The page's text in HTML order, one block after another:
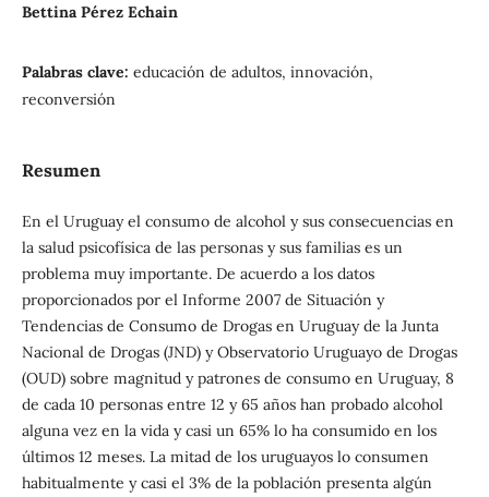
Bettina Pérez Echain
Palabras clave: educación de adultos, innovación,
reconversión
Resumen
En el Uruguay el consumo de alcohol y sus consecuencias en
la salud psicofísica de las personas y sus familias es un
problema muy importante. De acuerdo a los datos
proporcionados por el Informe 2007 de Situación y
Tendencias de Consumo de Drogas en Uruguay de la Junta
Nacional de Drogas (JND) y Observatorio Uruguayo de Drogas
(OUD) sobre magnitud y patrones de consumo en Uruguay, 8
de cada 10 personas entre 12 y 65 años han probado alcohol
alguna vez en la vida y casi un 65% lo ha consumido en los
últimos 12 meses. La mitad de los uruguayos lo consumen
habitualmente y casi el 3% de la población presenta algún